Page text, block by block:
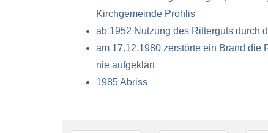
Kirchgemeinde Prohlis
ab 1952 Nutzung des Ritterguts durch
am 17.12.1980 zerstörte ein Brand die
nie aufgeklärt
1985 Abriss